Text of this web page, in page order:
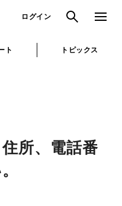
ログイン 検索 メニュ
ト トピックス
所、電話番